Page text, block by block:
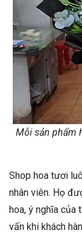
Mỗi sản phẩm
Shop hoa tươi
nhân viên. Họ
hoa, ý nghĩa
vấn khi khách